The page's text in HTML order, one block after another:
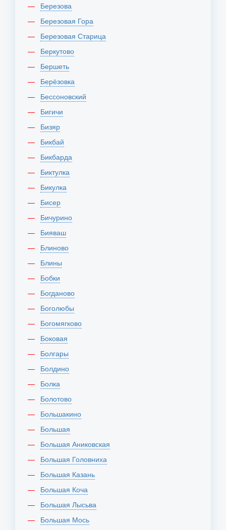
Березова
Березовая Гора
Березовая Старица
Беркутово
Бершеть
Берёзовка
Бессоновский
Бигичи
Бизяр
Бикбай
Бикбарда
Биктулка
Бикулка
Бисер
Бичурино
Бияваш
Блиново
Блины
Бобки
Богданово
Боголюбы
Богомягково
Боковая
Болгары
Болдино
Болка
Болотово
Большакино
Большая
Большая Аниковская
Большая Головниха
Большая Казань
Большая Коча
Большая Лысьва
Большая Мось